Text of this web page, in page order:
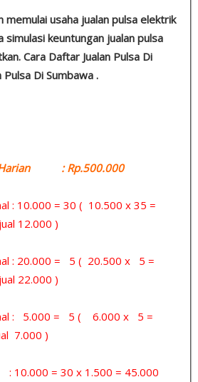
memulai usaha jualan pulsa elektrik
keuntungan jualan pulsa
Cara Daftar Jualan Pulsa Di
Di Sumbawa .
Harian : Rp.500.000
: 10.000 = 30 ( 10.500 x 35 =
12.000 )
: 20.000 = 5 ( 20.500 x 5 =
22.000 )
: 5.000 = 5 ( 6.000 x 5 =
7.000 )
= 30 x 1.500 = 45.000